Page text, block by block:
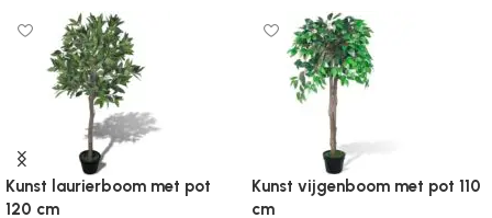
Kunst laurierboom met pot
120 cm
Kunst vijgenboom met pot 110
cm